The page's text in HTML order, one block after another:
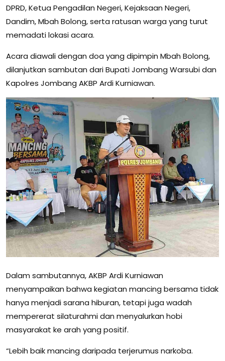
DPRD, Ketua Pengadilan Negeri, Kejaksaan Negeri,
Dandim, Mbah Bolong, serta ratusan warga yang turut
memadati lokasi acara.
Acara diawali dengan doa yang dipimpin Mbah Bolong,
dilanjutkan sambutan dari Bupati Jombang Warsubi dan
Kapolres Jombang AKBP Ardi Kurniawan.
Dalam sambutannya, AKBP Ardi Kurniawan
menyampaikan bahwa kegiatan mancing bersama tidak
hanya menjadi sarana hiburan, tetapi juga wadah
mempererat silaturahmi dan menyalurkan hobi
masyarakat ke arah yang positif.
“Lebih baik mancing daripada terjerumus narkoba.